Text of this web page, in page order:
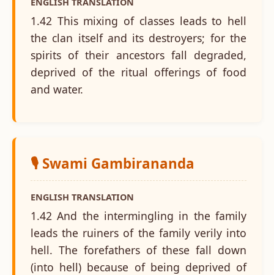
1.42 This mixing of classes leads to hell
the clan itself and its destroyers; for the
spirits of their ancestors fall degraded,
deprived of the ritual offerings of food
and water.
🎙️ Swami Gambirananda
ENGLISH TRANSLATION
1.42 And the intermingling in the family
leads the ruiners of the family verily into
hell. The forefathers of these fall down
(into hell) because of being deprived of